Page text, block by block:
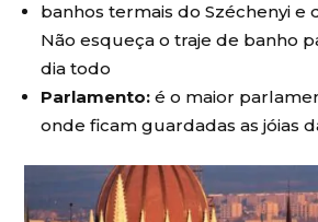
banhos termais do Széchenyi e
Não esqueça o traje de banho
dia todo
Parlamento: é o maior
onde ficam guardadas as jóias